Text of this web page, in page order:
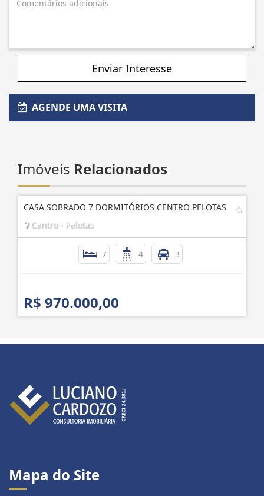
Enviar Interesse
AGENDE UMA VISITA
Imóveis Relacionados
CASA SOBRADO 7 DORMITÓRIOS CENTRO PELOTAS
Centro - Pelotas
7 4 3
R$ 970.000,00
Mapa do Site